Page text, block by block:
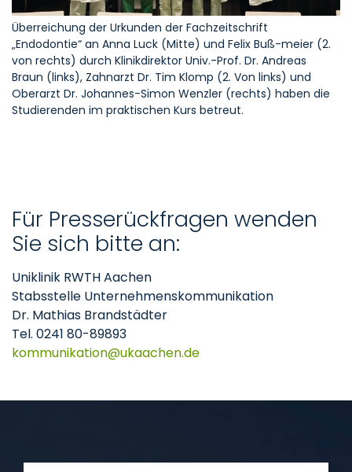
Überreichung der Urkunden der Fachzeitschrift
„Endodontie“ an Anna Luck (Mitte) und Felix Buß-meier (2.
von rechts) durch Klinikdirektor Univ.-Prof. Dr. Andreas
Braun (links), Zahnarzt Dr. Tim Klomp (2. Von links) und
Oberarzt Dr. Johannes-Simon Wenzler (rechts) haben die
Studierenden im praktischen Kurs betreut.
Für Presserückfragen wenden
Sie sich bitte an:
Uniklinik RWTH Aachen
Stabsstelle Unternehmenskommunikation
Dr. Mathias Brandstädter
Tel. 0241 80-89893
kommunikation
ukaachende